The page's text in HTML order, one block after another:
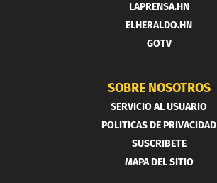
LAPRENSA.HN
ELHERALDO.HN
GOTV
SOBRE NOSOTROS
SERVICIO AL USUARIO
POLITICAS DE PRIVACIDAD
SUSCRIBETE
MAPA DEL SITIO